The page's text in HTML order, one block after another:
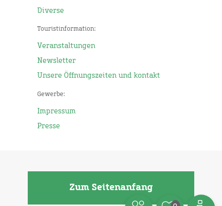
Diverse
Touristinformation:
Veranstaltungen
Newsletter
Unsere Öffnungszeiten und kontakt
Gewerbe:
Impressum
Presse
Zum Seitenanfang